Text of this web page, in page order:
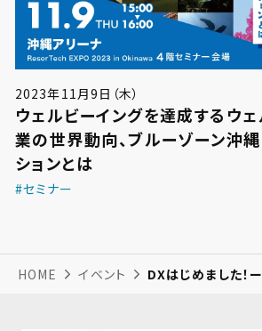
2023年11月9日（木）
ウェルビーイングを達成するウ
業の世界動向、ブルーゾーン沖
ションとは
#セミナー
HOME イベント